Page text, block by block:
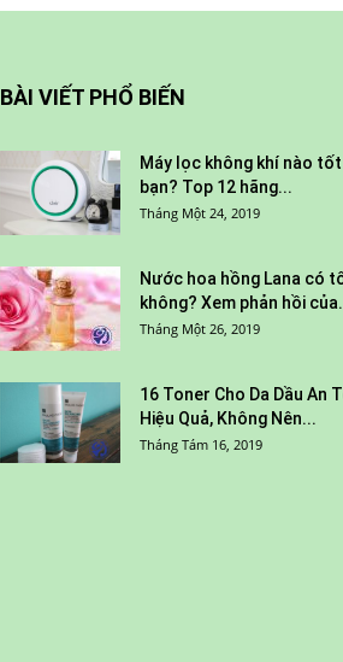
BÀI VIẾT PHỔ BIẾN
Máy lọc không khí nào
bạn? Top 12 hãng...
Tháng Một 24, 2019
Nước hoa hồng Lana có
không? Xem phản hồi
Tháng Một 26, 2019
16 Toner Cho Da Dầu An
Hiệu Quả, Không Nên...
Tháng Tám 16, 2019